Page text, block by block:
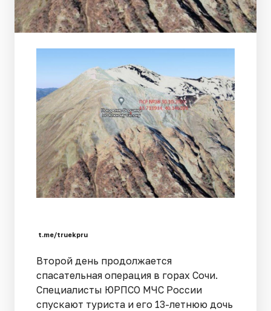
t.me/truekpru
Второй день продолжается
спасательная операция в горах Сочи.
Специалисты ЮРПСО МЧС России
спускают туриста и его 13-летнюю дочь